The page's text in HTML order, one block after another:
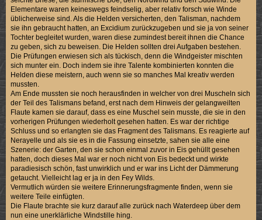
Elementare waren keineswegs feindselig, aber relativ forsch wie Winde
üblicherweise sind. Als die Helden versicherten, den Talisman, nachdem
sie ihn gebraucht hatten, an Excidium zurückzugeben und sie ja von seiner
Tochter begleitet wurden, waren diese zumindest bereit ihnen die Chance
zu geben, sich zu beweisen. Die Helden sollten drei Aufgaben bestehen.
Die Prüfungen erwiesen sich als tückisch, denn die Windgeister mischten
sich munter ein. Doch indem sie ihre Talente kombinierten konnten die
Helden diese meistern, auch wenn sie so manches Mal kreativ werden
mussten.
Am Ende mussten sie noch herausfinden in welcher von drei Muscheln sich
der Teil des Talismans befand, erst nach dem Hinweis der gelangweilten
Flaute kamen sie darauf, dass es eine Muschel sein musste, die sie in den
vorherigen Prüfungen wiederholt gesehen hatten. Es war der richtige
Schluss und so erlangten sie das Fragment des Talismans. Es reagierte auf
Nerayelle und als sie es in die Fassung einsetzte, sahen sie alle eine
Szenerie: der Garten, den sie schon einmal zuvor in Eis gehüllt gesehen
hatten, doch dieses Mal war er noch nicht von Eis bedeckt und wirkte
paradiesisch schön, fast unwirklich und er war ins Licht der Dämmerung
getaucht. Vielleicht lag er ja in den Fey Wilds.
Vermutlich würden sie weitere Erinnerungsfragmente finden, wenn sie
weitere Teile einfügten.
Die Flaute brachte sie kurz darauf alle zurück nach Waterdeep über dem
nun eine unerklärliche Windstille hing.